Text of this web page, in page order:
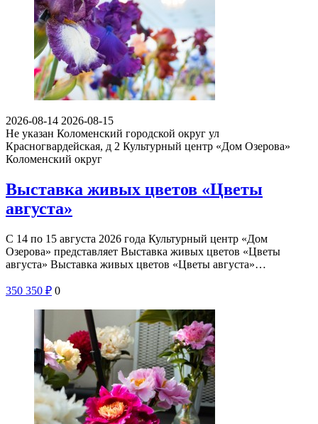
2026-08-14 2026-08-15
Не указан Коломенский городской округ ул
Красногвардейская, д 2 Культурный центр «Дом Озерова»
Коломенский округ
Выставка живых цветов «Цветы
августа»
С 14 по 15 августа 2026 года Культурный центр «Дом
Озерова» представляет Выставка живых цветов «Цветы
августа» Выставка живых цветов «Цветы августа»…
350 350 ₽ 0